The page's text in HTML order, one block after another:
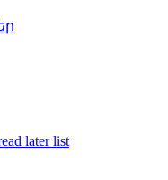
later list